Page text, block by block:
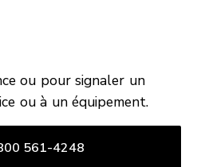
ou pour signaler un
ou à un équipement.
561-4248